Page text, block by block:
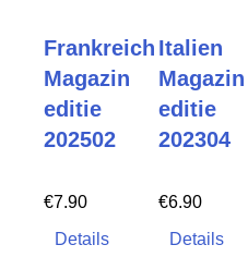
Frankreich
Magazin
editie
202502
€7.90
Details
Italien
Magazin
editie
202304
€6.90
Details